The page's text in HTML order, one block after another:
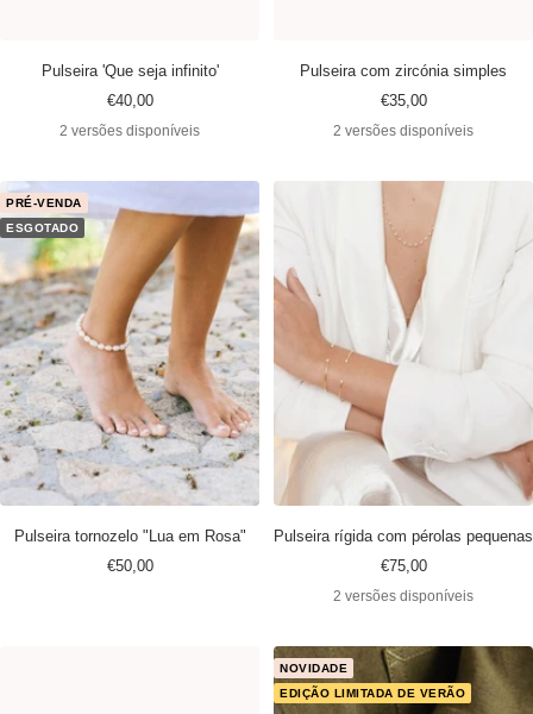
Pulseira 'Que seja infinito'
Preço
promocional
€40,00
2 versões disponíveis
Pulseira com zircónia simples
Preço
promocional
€35,00
2 versões disponíveis
PRÉ-VENDA
ESGOTADO
Pulseira tornozelo "Lua em Rosa"
Preço
€50,00
Pulseira rígida com pérolas pequenas
Preço
promocional
€75,00
2 versões disponíveis
NOVIDADE
EDIÇÃO LIMITADA DE VERÃO